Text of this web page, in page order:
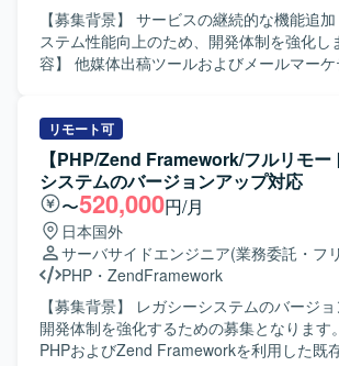
【募集背景】 サービスの継続的な機能追
ステム性能向上のため、開発体制を強化します。 【
容】 他媒体出稿ツールおよびメールマー
を行います。既存機能改修、新機能開発、
バージョンアップに伴うリファクタリング
移行を行います。 【求める人物像】 仕様が固まりきってい
ない状態でも不足を洗い出し、関係者と合
れる方を求めます。根拠を持って判断・提
課題解決へ取り組める方を歓迎します。 【ポジションの魅
力】 大規模ECサービスにおいて、企画か
幅広く経験を積めます。 【開発環境】 Linux（CentOS）、
Apache、MySQL 8系、PHP 5.6・8.5を使
AWSを含むハイブリッド構成です。
リモート可
【PHP/Zend Framework/フルリモー
システムのバージョンアップ対応
〜520,000円/月
日本国外
サーバサイドエンジニア(業務委託・フ
PHP ・ ZendFramework
【募集背景】 レガシーシステムのバージ
開発体制を強化するための募集となります。 【作業内容】
PHPおよびZend Frameworkを利用した既